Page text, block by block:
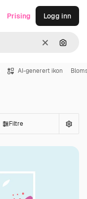
Slett Søk
Prising Logg inn
AI-generert ikon
Filtre